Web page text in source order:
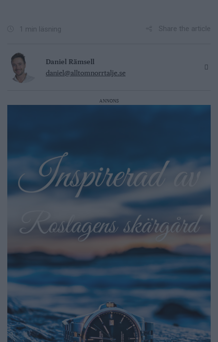
1 min läsning Share the article
Daniel Rämsell
daniel@alltomnorrtalje.se
ANNONS